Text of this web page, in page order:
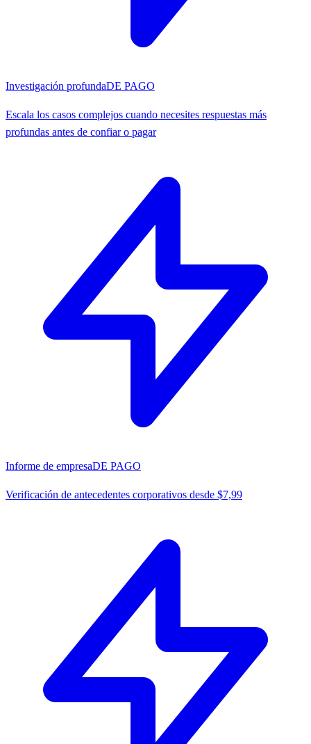
Investigación profundaDE PAGO
Escala los casos complejos cuando necesites respuestas más
profundas antes de confiar o pagar
Informe de empresaDE PAGO
Verificación de antecedentes corporativos desde $7,99